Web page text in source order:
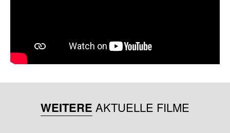
WEITERE AKTUELLE FILME